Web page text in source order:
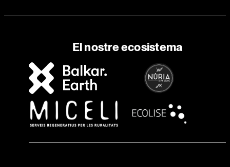
El nostre ecosistema